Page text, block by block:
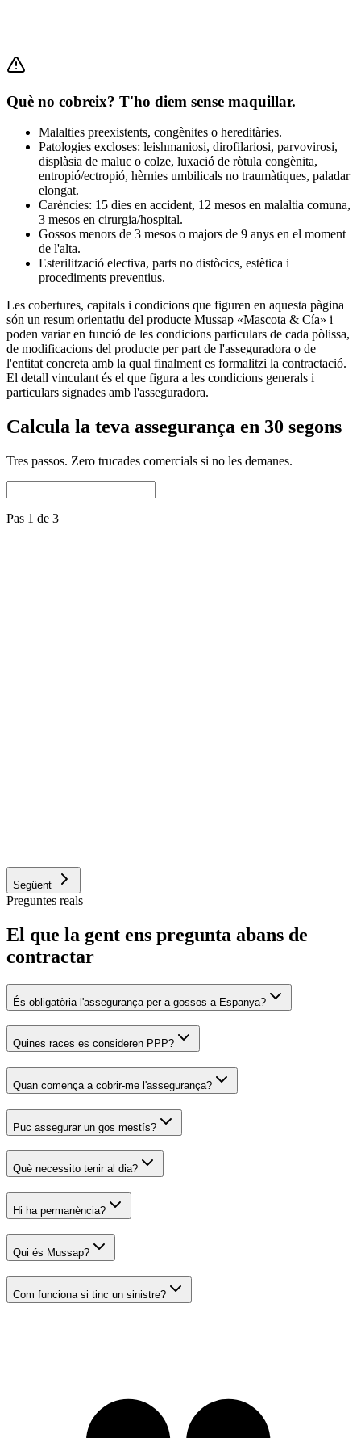
Què no cobreix? T'ho diem sense maquillar.
Malalties preexistents, congènites o hereditàries.
Patologies excloses: leishmaniosi, dirofilariosi, parvovirosi,
displàsia de maluc o colze, luxació de ròtula congènita,
entropió/ectropió, hèrnies umbilicals no traumàtiques, paladar
elongat.
Carències: 15 dies en accident, 12 mesos en malaltia comuna,
3 mesos en cirurgia/hospital.
Gossos menors de 3 mesos o majors de 9 anys en el moment
de l'alta.
Esterilització electiva, parts no distòcics, estètica i
procediments preventius.
Les cobertures, capitals i condicions que figuren en aquesta pàgina
són un resum orientatiu del producte Mussap «Mascota & Cía» i
poden variar en funció de les condicions particulars de cada pòlissa,
de modificacions del producte per part de l'asseguradora o de
l'entitat concreta amb la qual finalment es formalitzi la contractació.
El detall vinculant és el que figura a les condicions generals i
particulars signades amb l'asseguradora.
Calcula la teva assegurança en 30 segons
Tres passos. Zero trucades comercials si no les demanes.
Pas 1 de 3
Següent
Preguntes reals
El que la gent ens pregunta abans de
contractar
És obligatòria l'assegurança per a gossos a Espanya?
Quines races es consideren PPP?
Quan comença a cobrir-me l'assegurança?
Puc assegurar un gos mestís?
Què necessito tenir al dia?
Hi ha permanència?
Qui és Mussap?
Com funciona si tinc un sinistre?